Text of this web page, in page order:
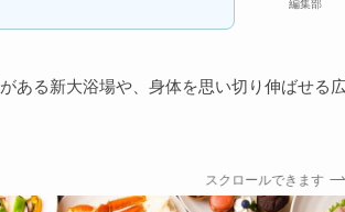
編集部
がある新大浴場や、身体を思い切り伸ばせる
スクロールできます